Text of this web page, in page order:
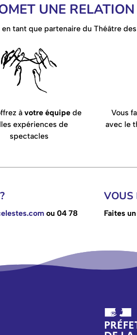
UNE
en tant que partenaire du Théâtre
àvotre équipede
expériences de
spectacles
Vous
avec le
ou 04 78
VOUS
Faites